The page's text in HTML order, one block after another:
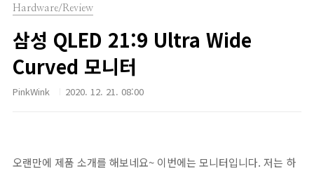
Hardware/Review
삼성 QLED 21:9 Ultra Wide
Curved 모니터
PinkWink 2020. 12. 21. 08:00
오랜만에 제품 소개를 해보네요~ 이번에는 모니터입니다. 저는 하